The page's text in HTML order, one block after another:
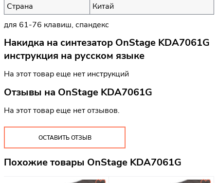
Страна
Китай
для 61-76 клавиш, спандекс
Накидка на синтезатор OnStage KDA7061G
инструкция на русском языке
На этот товар еще нет инструкций
Отзывы на OnStage KDA7061G
На этот товар еще нет отзывов.
ОСТАВИТЬ ОТЗЫВ
Похожие товары OnStage KDA7061G